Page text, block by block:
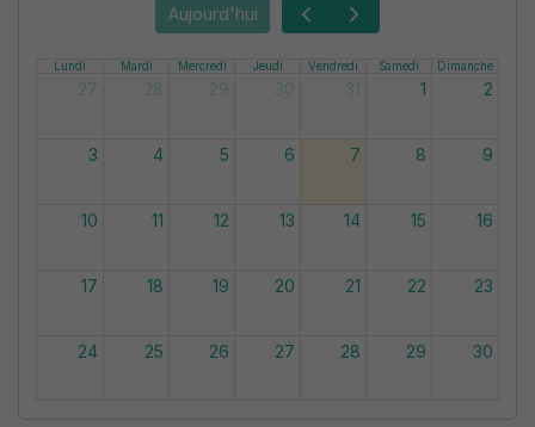
Aujourd'hui
Lundi Mardi Mercredi Jeudi Vendredi Samedi Dimanche
27 28 29 30 31 1 2
3 4 5 6 7 8 9
10 11 12 13 14 15 16
17 18 19 20 21 22 23
24 25 26 27 28 29 30